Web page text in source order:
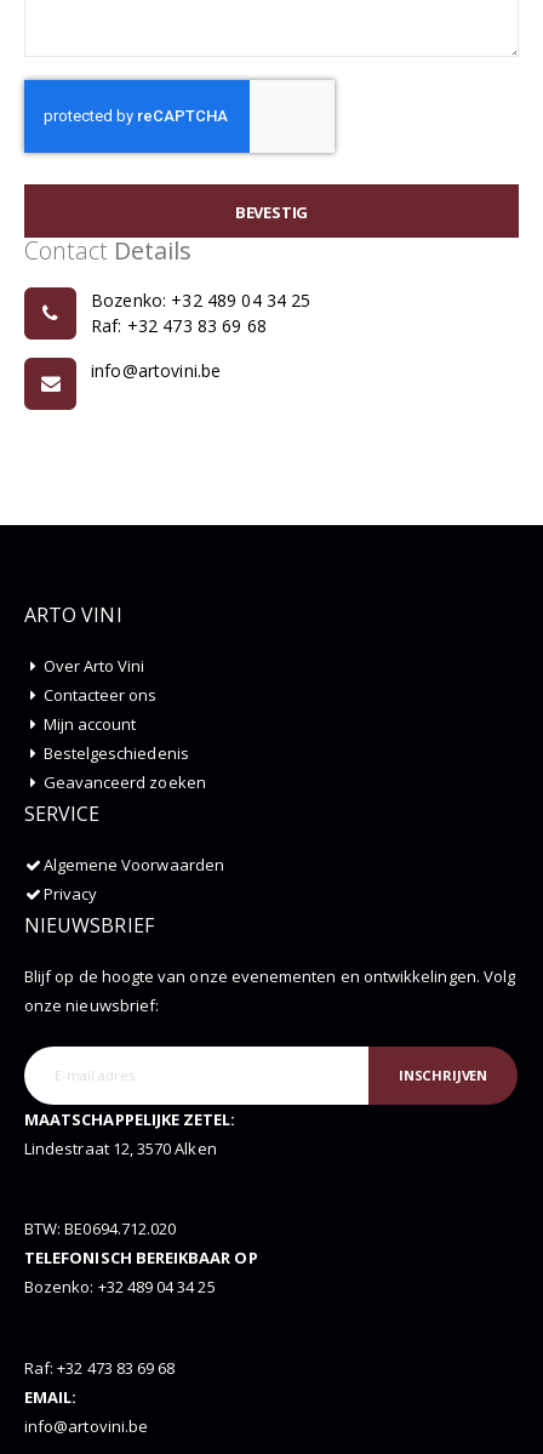
BEVESTIG
Contact Details
Bozenko: +32 489 04 34 25
Raf: +32 473 83 69 68
info@artovini.be
ARTO VINI
Over Arto Vini
Contacteer ons
Mijn account
Bestelgeschiedenis
Geavanceerd zoeken
SERVICE
Algemene Voorwaarden
Privacy
NIEUWSBRIEF
Blijf op de hoogte van onze evenementen en ontwikkelingen. Volg
onze nieuwsbrief:
INSCHRIJVEN
MAATSCHAPPELIJKE ZETEL:
Lindestraat 12, 3570 Alken
BTW: BE0694.712.020
TELEFONISCH BEREIKBAAR OP
Bozenko: +32 489 04 34 25
Raf: +32 473 83 69 68
EMAIL:
info@artovini.be